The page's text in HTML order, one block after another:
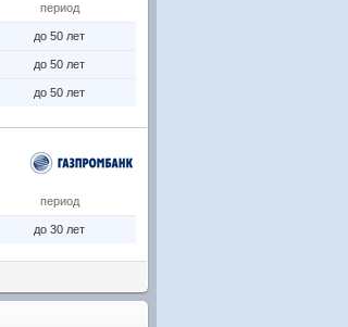
период
до 50 лет
до 50 лет
до 50 лет
период
до 30 лет